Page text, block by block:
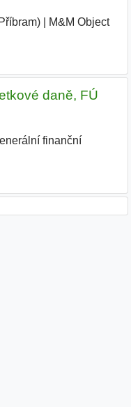
M&M Object
daně, FÚ
finanční